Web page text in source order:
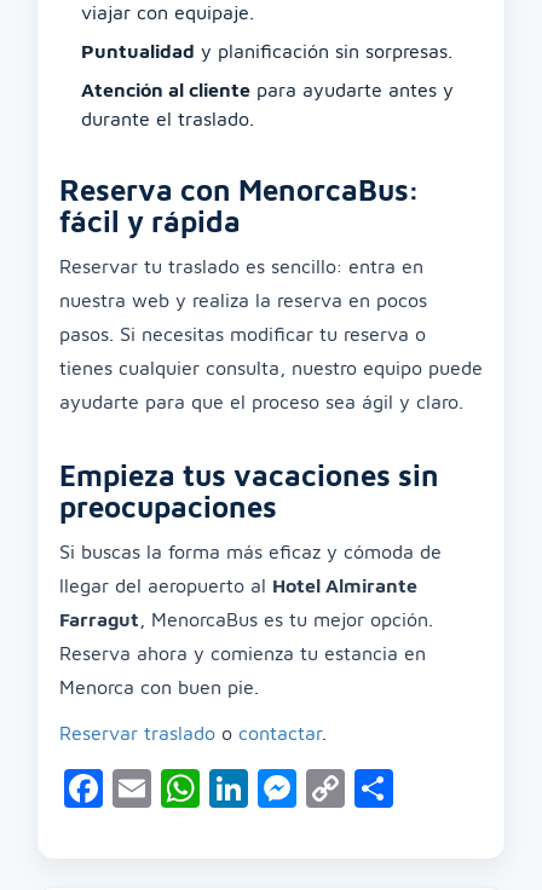
viajar con equipaje.
Puntualidad y planificación sin sorpresas.
Atención al cliente para ayudarte antes y
durante el traslado.
Reserva con MenorcaBus:
fácil y rápida
Reservar tu traslado es sencillo: entra en
nuestra web y realiza la reserva en pocos
pasos. Si necesitas modificar tu reserva o
tienes cualquier consulta, nuestro equipo puede
ayudarte para que el proceso sea ágil y claro.
Empieza tus vacaciones sin
preocupaciones
Si buscas la forma más eficaz y cómoda de
llegar del aeropuerto al Hotel Almirante
Farragut , MenorcaBus es tu mejor opción.
Reserva ahora y comienza tu estancia en
Menorca con buen pie.
Reservar traslado o contactar.
Facebook
EmailWhatsApp
LinkedIn
Messenger
Copy